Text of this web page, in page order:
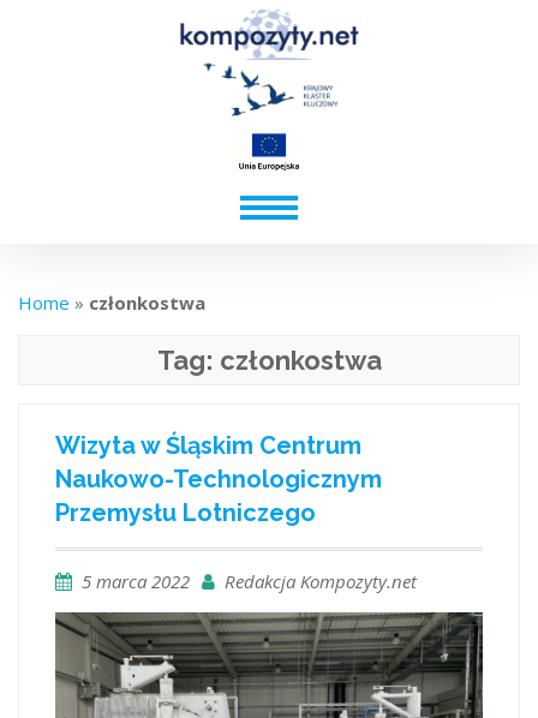
Home » członkostwa
Tag: członkostwa
Wizyta w Śląskim Centrum
Naukowo-Technologicznym
Przemysłu Lotniczego
5 marca 2022 Redakcja Kompozyty.net